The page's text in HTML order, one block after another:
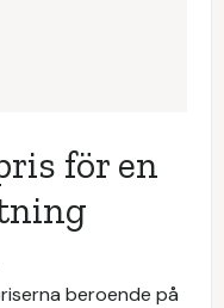
för en
beroende på